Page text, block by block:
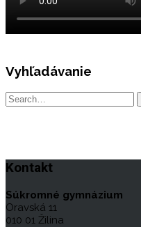
Vyhľadávanie
Kontakt
Súkromné gymnázium
Oravská 11
010 01 Žilina